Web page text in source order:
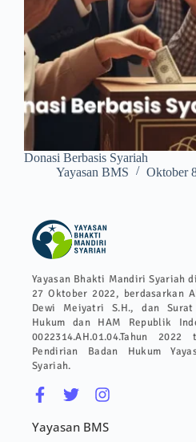
Donasi Berbasis Syariah
Yayasan BMS
Oktober
Yayasan Bhakti Mandiri Syariah
27 Oktober 2022, berdasarkan
Dewi Meiyatri S.H., dan
Hukum dan HAM Republik
0022314.AH.01.04.Tahun 2022
Pendirian Badan Hukum
Syariah.
Yayasan BMS